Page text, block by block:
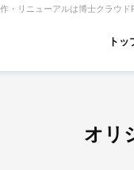
・リニューアルは博士クラウド
トッ
不動産投資・
オリ